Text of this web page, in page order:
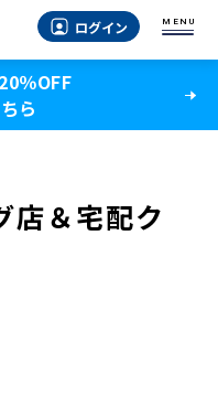
ログイン MENU
％OFF
ら
店＆宅配ク